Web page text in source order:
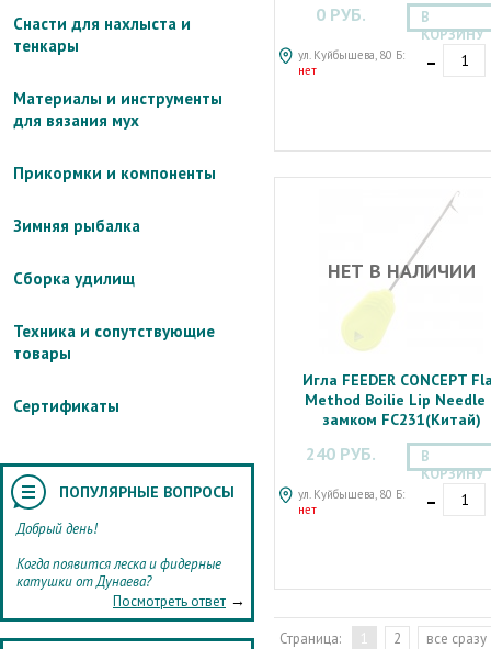
Снасти для нахлыста и
тенкары
Материалы и инструменты
для вязания мух
Прикормки и компоненты
Зимняя рыбалка
Сборка удилищ
Техника и сопутствующие
товары
Сертификаты
ПОПУЛЯРНЫЕ ВОПРОСЫ
Добрый день!
Когда появится леска и фидерные
катушки от Дунаева?
Посмотреть ответ →
0 РУБ.
ул. Куйбышева, 80 Б:
нет
В
КОРЗИНУ
-
НЕТ В НАЛИЧИИ
Игла FEEDER CONCEPT
Method Boilie Lip Needle
замком FC231(Китай)
240 РУБ.
ул. Куйбышева, 80 Б:
нет
В
КОРЗИНУ
-
Страница: 1 2 все сразу